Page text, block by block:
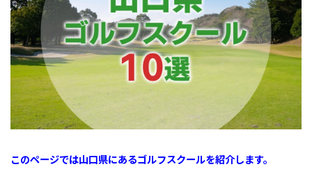
このページでは山口県にあるゴルフスクールを紹介します。